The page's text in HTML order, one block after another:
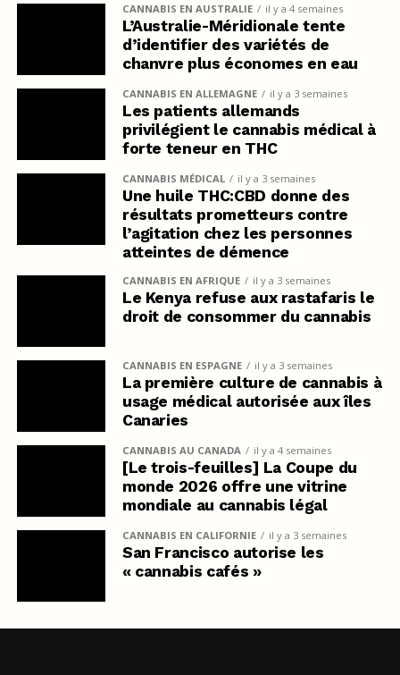
CANNABIS EN AUSTRALIE il y a 4 semaines
L’Australie-Méridionale tente
d’identifier des variétés de
chanvre plus économes en eau
CANNABIS EN ALLEMAGNE il y a 3 semaines
Les patients allemands
privilégient le cannabis médical à
forte teneur en THC
CANNABIS MÉDICAL il y a 3 semaines
Une huile THC:CBD donne des
résultats prometteurs contre
l’agitation chez les personnes
atteintes de démence
CANNABIS EN AFRIQUE il y a 3 semaines
Le Kenya refuse aux rastafaris le
droit de consommer du cannabis
CANNABIS EN ESPAGNE il y a 3 semaines
La première culture de cannabis à
usage médical autorisée aux îles
Canaries
CANNABIS AU CANADA il y a 4 semaines
[Le trois-feuilles] La Coupe du
monde 2026 offre une vitrine
mondiale au cannabis légal
CANNABIS EN CALIFORNIE il y a 3 semaines
San Francisco autorise les
« cannabis cafés »